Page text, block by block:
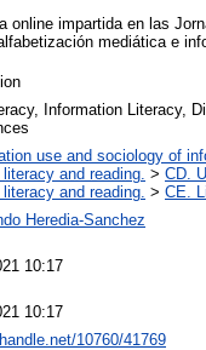
online impartida en las
mediática e
Information Literacy,
use and sociology of
and reading. > CD.
and reading. > CE.
Heredia-Sanchez
10:17
10:17
10760/41769